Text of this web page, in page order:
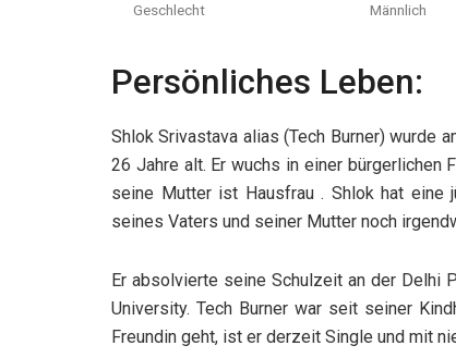
Geschlecht Männlich
Persönliches Leben:
Shlok Srivastava alias (Tech Burner) wurde
26 Jahre alt. Er wuchs in einer bürgerlichen
seine Mutter ist Hausfrau . Shlok hat eine
seines Vaters und seiner Mutter noch
Er absolvierte seine Schulzeit an der Delhi
University. Tech Burner war seit seiner
Freundin geht, ist er derzeit Single und mit